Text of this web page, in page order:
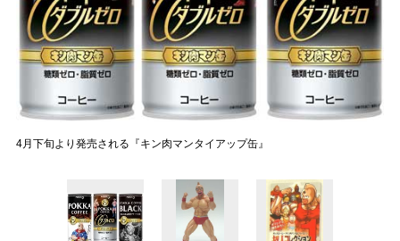
4月下旬より発売される『キン肉マンタイアップ缶』